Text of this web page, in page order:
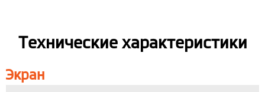
Технические характеристики
Экран